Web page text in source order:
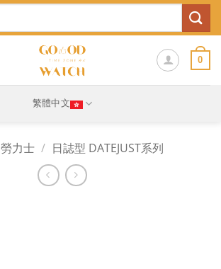
0
繁體中文
勞力士 / 日誌型 DATEJUST系列